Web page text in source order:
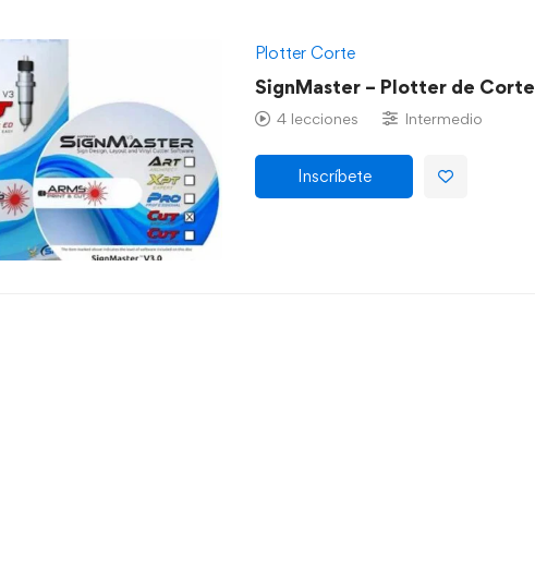
Plotter Corte
SignMaster – Plotter de Corte
4 lecciones Intermedio
Inscríbete